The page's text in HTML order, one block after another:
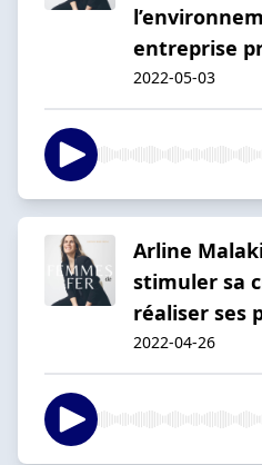
entreprise
2022-05-03
Arline
stimuler sa
réaliser ses
2022-04-26